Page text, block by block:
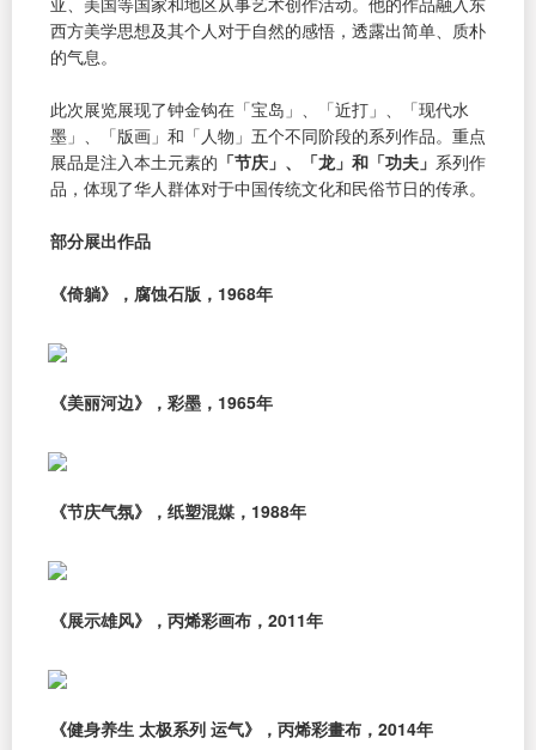
西方美学思想及其个人对于自然的感悟，透露出简单、质朴
的气息。
此次展览展现了钟金钩在「宝岛」、「近打」、「现代水
墨」、「版画」和「人物」五个不同阶段的系列作品。重点
展品是注入本土元素的 「节庆」、「龙」和「功夫」 系列作
品，体现了华人群体对于中国传统文化和民俗节日的传承。
部分展出作品
《倚躺》，腐蚀石版，1968年
《美丽河边》，彩墨，1965年
《节庆气氛》，纸塑混媒，1988年
《展示雄风》，丙烯彩画布，2011年
《健身养生 太极系列 运气》，丙烯彩畫布，2014年